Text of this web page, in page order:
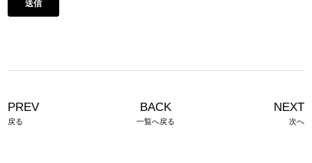
PREV
戻る
BACK
一覧へ戻る
NEXT
次へ